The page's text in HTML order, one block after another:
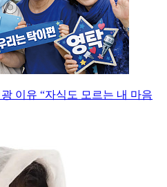
이유 “자식도 모르는 내 마음